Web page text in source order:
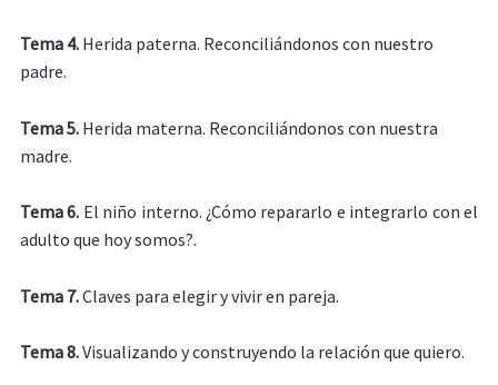
Tema 4.Herida paterna. Reconciliándonos con nuestro
padre.
Tema 5.Herida materna. Reconciliándonos con nuestra
madre.
Tema 6. El niño interno. ¿Cómo repararlo e integrarlo con el
adulto que hoy somos?.
Tema 7.Claves para elegir y vivir en pareja.
Tema 8.Visualizando y construyendo la relación que quiero.